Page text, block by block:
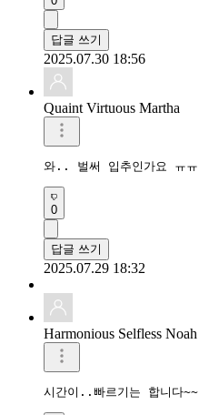
답글 쓰기
2025.07.30 18:56
Quaint Virtuous Martha
와.. 벌써 입추인가요 ㅠㅠ
0
답글 쓰기
2025.07.29 18:32
Harmonious Selfless Noah
시간이..빠르기는 합니다~~